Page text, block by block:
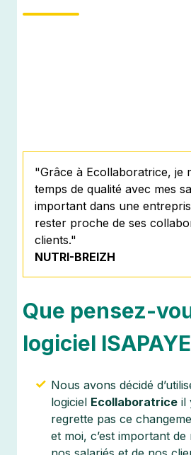
"Grâce à Ecollaboratrice, je
temps de qualité avec mes
important dans une
rester proche de ses
clients."
NUTRI-BREIZH
Que pensez-
logiciel
Nous avons décidé
logiciel Ecollaboratrice il
regrette pas ce
et moi, c’est important